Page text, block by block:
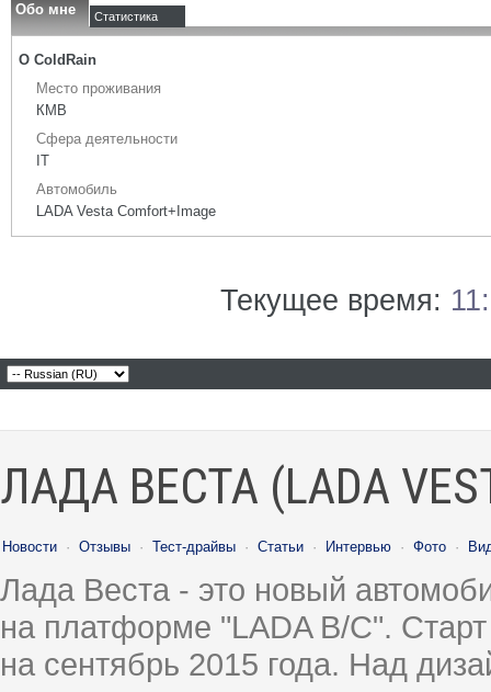
Обо мне Статистика
О ColdRain
Место проживания
КМВ
Сфера деятельности
IT
Автомобиль
LADA Vesta Comfort+Image
Текущее время:
ЛАДА ВЕСТА (LADA
Новости · Отзывы · Тест-драйвы · Статьи · Интервью · Фото ·
Лада Веста - это новый
на платформе "LADA B/C".
на сентябрь 2015 года. Над